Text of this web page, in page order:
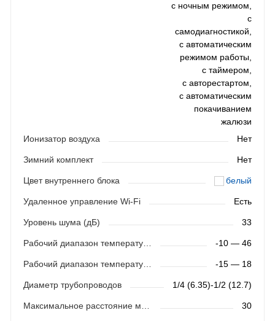
с ночным режимом,
с
самодиагностикой,
с автоматическим
режимом работы,
с таймером,
с авторестартом,
с автоматическим
покачиванием
жалюзи
Ионизатор воздуха
Нет
Зимний комплект Нет
Цвет внутреннего блока белый
Удаленное управление Wi-Fi Есть
Уровень шума (дБ) 33
Рабочий диапазон температур (охлаждение) -10 — 46
Рабочий диапазон температур (обогрев) -15 — 18
Диаметр трубопроводов 1/4 (6.35)-1/2 (12.7)
30